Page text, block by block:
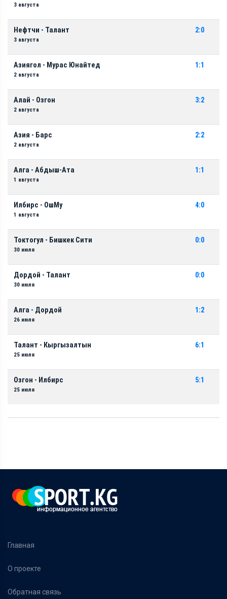
3 августа
Нефтчи - Талант
3 августа
2:0
Азиягол - Мурас Юнайтед
2 августа
1:1
Алай - Озгон
2 августа
3:2
Азия - Барс
2 августа
2:2
Алга - Абдыш-Ата
1 августа
1:1
Илбирс - ОшМу
1 августа
4:0
Токтогул - Бишкек Сити
30 июля
0:0
Дордой - Талант
30 июля
0:0
Алга - Дордой
26 июля
1:2
Талант - Кыргызалтын
25 июля
6:1
Озгон - Илбирс
25 июля
5:1
Главная
О проекте
Обратная связь